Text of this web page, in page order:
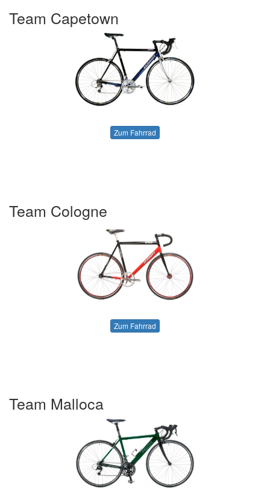
Team Capetown
Zum Fahrrad
Team Cologne
Zum Fahrrad
Team Malloca